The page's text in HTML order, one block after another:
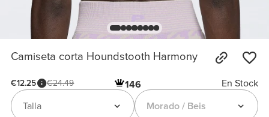
Camiseta corta Houndstooth Harmony
€12.25 €24.49 146
En Stock
Morado / Beis
Talla